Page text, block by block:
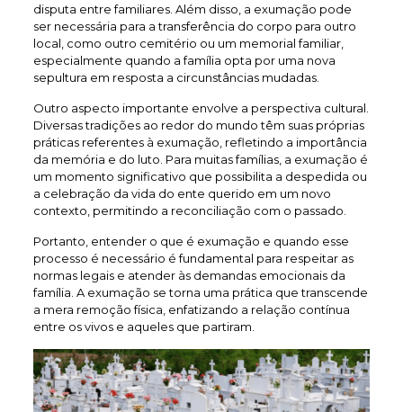
disputa entre familiares. Além disso, a exumação pode
ser necessária para a transferência do corpo para outro
local, como outro cemitério ou um memorial familiar,
especialmente quando a família opta por uma nova
sepultura em resposta a circunstâncias mudadas.
Outro aspecto importante envolve a perspectiva cultural.
Diversas tradições ao redor do mundo têm suas próprias
práticas referentes à exumação, refletindo a importância
da memória e do luto. Para muitas famílias, a exumação é
um momento significativo que possibilita a despedida ou
a celebração da vida do ente querido em um novo
contexto, permitindo a reconciliação com o passado.
Portanto, entender o que é exumação e quando esse
processo é necessário é fundamental para respeitar as
normas legais e atender às demandas emocionais da
família. A exumação se torna uma prática que transcende
a mera remoção física, enfatizando a relação contínua
entre os vivos e aqueles que partiram.